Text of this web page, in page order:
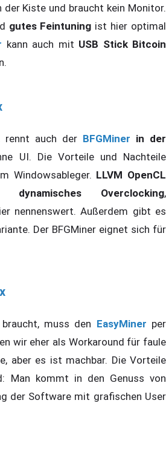
Kiste und braucht kein Monitor.
gutes Feintuning ist hier optimal
kann auch mit USB Stick Bitcoin
rennt auch der BFGMiner in der
UI. Die Vorteile und Nachteile
Windowsableger. LLVM OpenCL
dynamisches Overclocking,
nennenswert. Außerdem gibt es
Der BFGMiner eignet sich für
muss den EasyMiner per
wir eher als Workaround für faule
aber es ist machbar. Die Vorteile
Man kommt in den Genuss von
der Software mit grafischen User